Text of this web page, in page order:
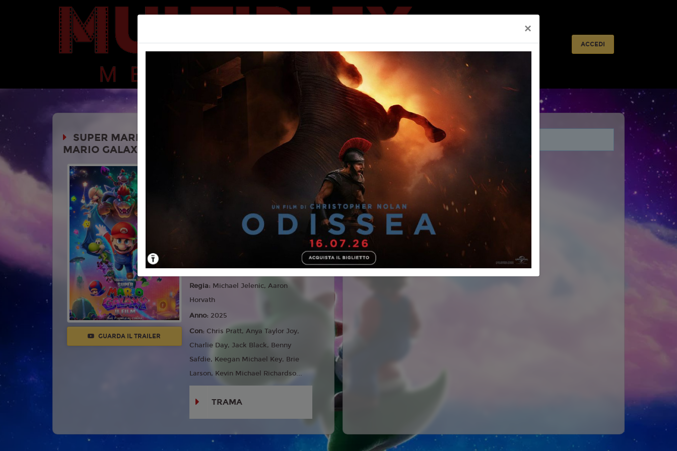
Home | Biglietteria Prossimamente ACCEDI
SUPER MARIO GALAXY IL FILM (THE SUPER
MARIO GALAXY MOVIE)
GUARDA IL TRAILER
Animazione, Avventura,
EtàT
Regia: Michael Jelenic, Aaron
Horvath
Anno: 2025
Con:Chris Pratt, Anya Taylor Joy,
Charlie Day, Jack Black, Benny
Safdie, Keegan Michael Key, Brie
Larson, Kevin Michael Richardso...
TRAMA
Non ci sono spettacoli legati a questo evento.
×